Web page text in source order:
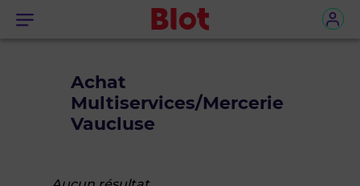
Menu
Achat
Multiservices/Mercerie
Vaucluse